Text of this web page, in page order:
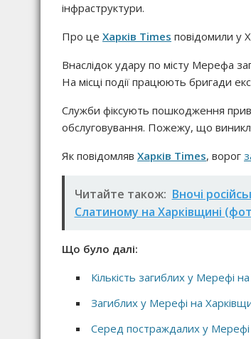
інфраструктури.
Про це Харків Times повідомили у
Внаслідок удару по місту Мерефа
На місці події працюють бригади
Служби фіксують пошкодження
обслуговування. Пожежу, що
Як повідомляв Харків Times, ворог
Читайте також: Вночі
Слатиному на Харківщині
Що було далі:
Кількість загиблих у Мерефі
Загиблих у Мерефі на
Серед постраждалих у Мерефі